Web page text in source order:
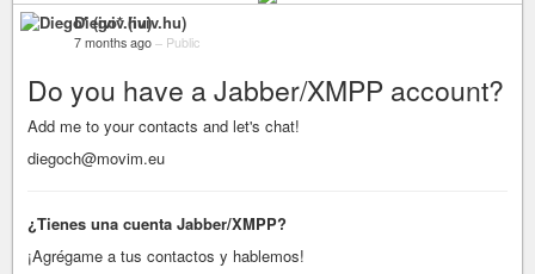
Diego* (iviv.hu)
7 months ago – Public
Do you have a Jabber/XMPP account?
Add me to your contacts and let's chat!
diegoch@movim.eu
¿Tienes una cuenta Jabber/XMPP?
¡Agrégame a tus contactos y hablemos!